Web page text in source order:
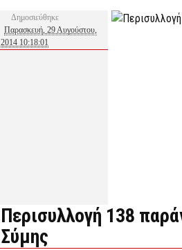
Δημοσιεύθηκε
Παρασκευή, 29 Αυγούστου,
2014 10:18:01
Περισυλλογή 138
Σύμης